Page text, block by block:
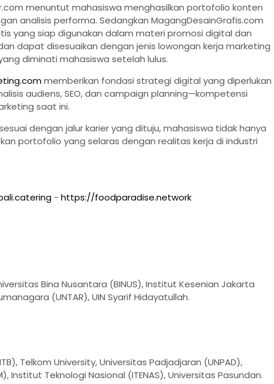
menuntut mahasiswa menghasilkan portofolio konten
analisis performa. Sedangkan MagangDesainGrafis.com
yang siap digunakan dalam materi promosi digital dan
dapat disesuaikan dengan jenis lowongan kerja marketing
diminati mahasiswa setelah lulus.
memberikan fondasi strategi digital yang diperlukan
audiens, SEO, dan campaign planning—kompetensi
saat ini.
dengan jalur karier yang dituju, mahasiswa tidak hanya
portofolio yang selaras dengan realitas kerja di industri
- https://foodparadise.network
Bina Nusantara (BINUS), Institut Kesenian Jakarta
(UNTAR), UIN Syarif Hidayatullah.
Telkom University, Universitas Padjadjaran (UNPAD),
Institut Teknologi Nasional (ITENAS), Universitas Pasundan.